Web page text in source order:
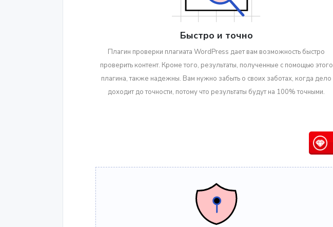
Быстро и точно
Плагин проверки плагиата WordPress дает вам возможность быстро
проверить контент. Кроме того, результаты, полученные с помощью этого
плагина, также надежны. Вам нужно забыть о своих заботах, когда дело
доходит до точности, потому что результаты будут на 100% точными.